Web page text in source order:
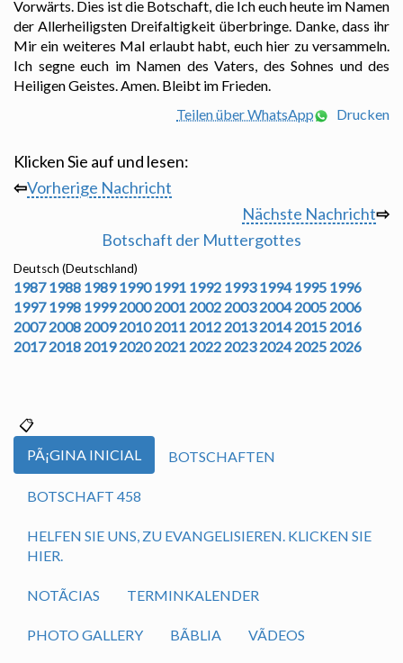
Vorwärts. Dies ist die Botschaft, die Ich euch heute im Namen
der Allerheiligsten Dreifaltigkeit überbringe. Danke, dass ihr
Mir ein weiteres Mal erlaubt habt, euch hier zu versammeln.
Ich segne euch im Namen des Vaters, des Sohnes und des
Heiligen Geistes. Amen. Bleibt im Frieden.
Teilen über WhatsApp
Drucken
Klicken Sie auf und lesen:
⇦Vorherige Nachricht
Nächste Nachricht⇨
Botschaft der Muttergottes
Deutsch (Deutschland)
1987 1988 1989 1990 1991 1992 1993 1994 1995 1996
1997 1998 1999 2000 2001 2002 2003 2004 2005 2006
2007 2008 2009 2010 2011 2012 2013 2014 2015 2016
2017 2018 2019 2020 2021 2022 2023 2024 2025 2026
PÃ¡GINA INICIAL BOTSCHAFTEN
BOTSCHAFT 458
HELFEN SIE UNS, ZU EVANGELISIEREN. KLICKEN SIE
HIER.
NOTÃ­CIAS TERMINKALENDER
PHOTO GALLERY BÃ­BLIA VÃ­DEOS